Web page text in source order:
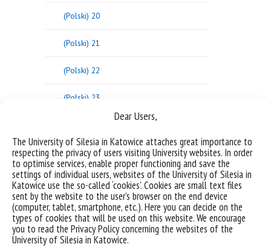
Dear Users,
The University of Silesia in Katowice attaches great importance to
respecting the privacy of users visiting University websites. In order
to optimise services, enable proper functioning and save the
settings of individual users, websites of the University of Silesia in
Katowice use the so-called ‘cookies’. Cookies are small text files
sent by the website to the user’s browser on the end device
(computer, tablet, smartphone, etc.). Here you can decide on the
types of cookies that will be used on this website. We encourage
you to read the Privacy Policy concerning the websites of the
University of Silesia in Katowice.
(Polski) 20
(Polski) 21
(Polski) 22
(Polski) 23
(Polski) 25
26
(Polski) 27
(Polski) 28